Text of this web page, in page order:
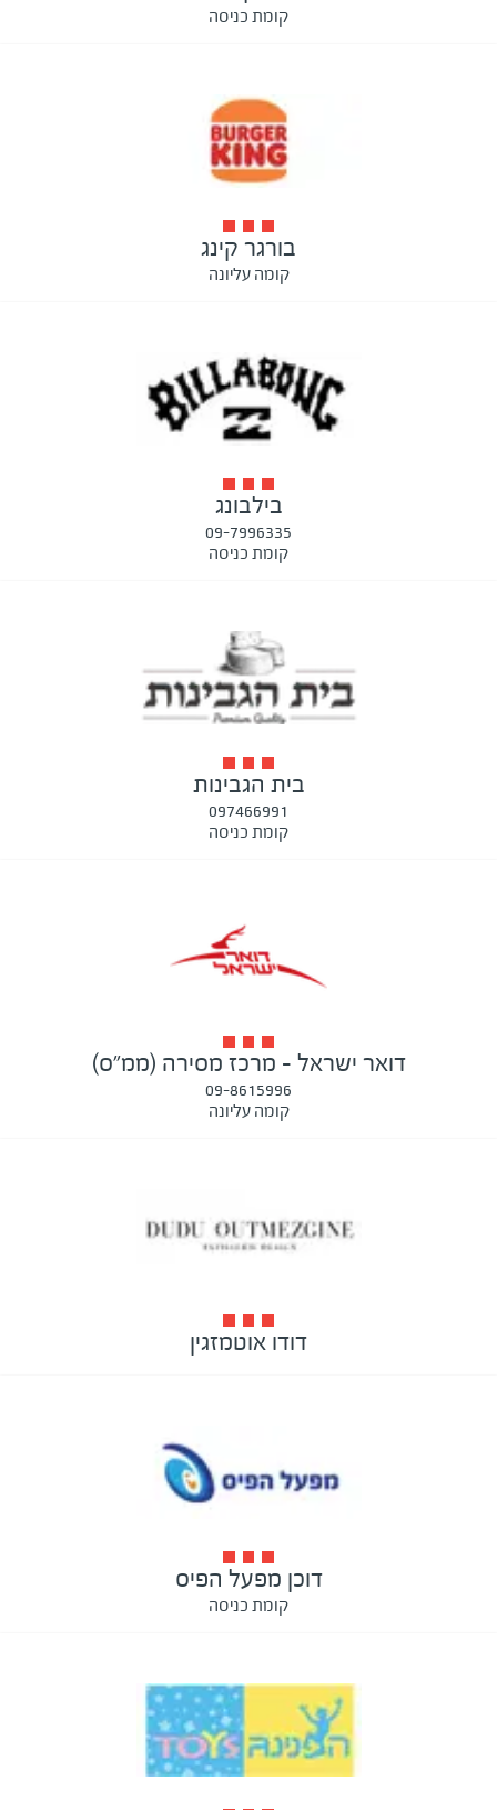
קומת כניסה
בורגר קינג
קומה עליונה
בילבונג
09-7996335
קומת כניסה
בית הגבינות
097466991
קומת כניסה
דואר ישראל - מרכז מסירה (ממ"ס)
09-8615996
קומה עליונה
דודו אוטמזגין
דוכן מפעל הפיס
קומת כניסה